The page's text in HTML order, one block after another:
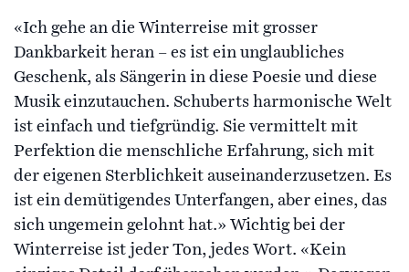
«Ich gehe an die Winterreise mit grosser
Dankbarkeit heran – es ist ein unglaubliches
Geschenk, als Sängerin in diese Poesie und diese
Musik einzutauchen. Schuberts harmonische Welt
ist einfach und tiefgründig. Sie vermittelt mit
Perfektion die menschliche Erfahrung, sich mit
der eigenen Sterblichkeit auseinanderzusetzen. Es
ist ein demütigendes Unterfangen, aber eines, das
sich ungemein gelohnt hat.» Wichtig bei der
Winterreise ist jeder Ton, jedes Wort. «Kein